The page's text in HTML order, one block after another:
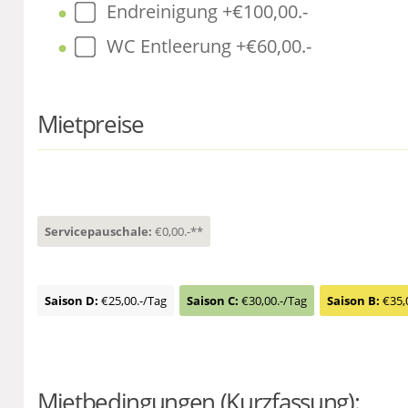
Endreinigung +€100,00.-
WC Entleerung +€60,00.-
Mietpreise
Servicepauschale: €0,00.-**
Saison D: €25,00.-/Tag Saison C: €30,00.-/Tag Saison B:
Mietbedingungen (Kurzfassung):